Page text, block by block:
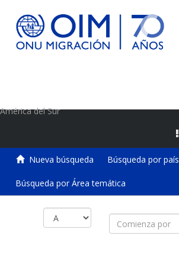
América del Sur
Nueva búsqueda Búsqueda por país
Búsqueda por Área temática